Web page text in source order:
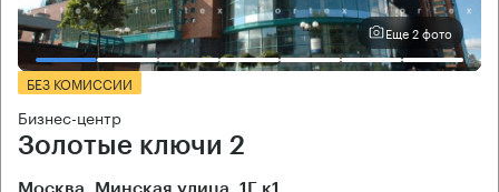
Еще 2 фото
БЕЗ КОМИССИИ
Бизнес-центр
Золотые ключи 2